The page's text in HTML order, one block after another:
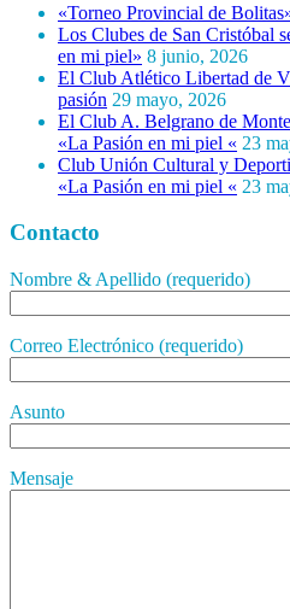
«Torneo Provincial de
Los Clubes de San Cristóbal
en mi piel» 8 junio, 2026
El Club Atlético Libertad de
pasión 29 mayo, 2026
El Club A. Belgrano de
«La Pasión en mi piel « 23
Club Unión Cultural y
«La Pasión en mi piel « 23
Contacto
Nombre & Apellido (requerido)
Correo Electrónico (requerido)
Asunto
Mensaje